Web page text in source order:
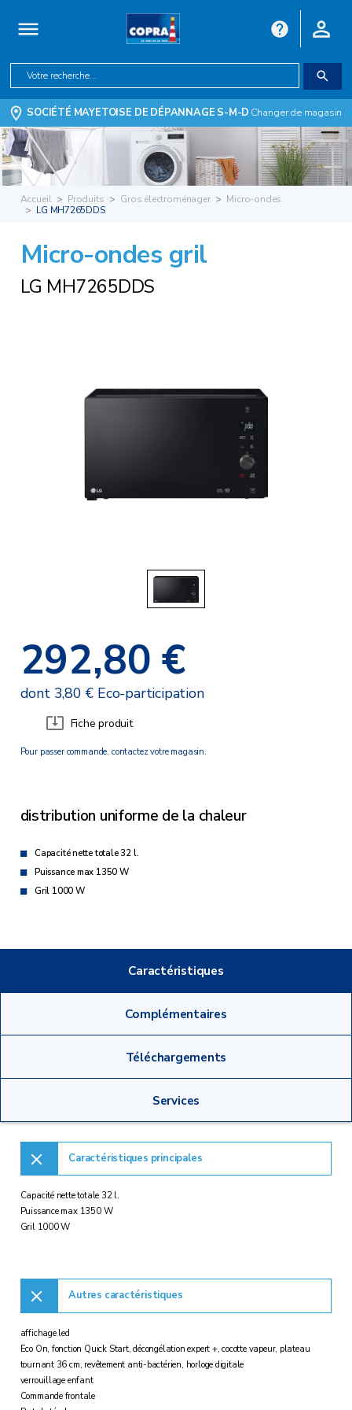
SOCIÉTÉ MAYETOISE DE DÉPANNAGE S-M-D Changer de magasin
Accueil Produits Gros électroménager
Micro-ondes
LG MH7265DDS
Micro-ondes gril
LG MH7265DDS
292,80 €
dont 3,80 € Eco-participation
Fiche produit
Pour passer commande, contactez votre magasin.
distribution uniforme de la chaleur
Capacité nette totale 32 l.
Puissance max 1350 W
Gril 1000 W
Caractéristiques
Complémentaires
Téléchargements
Services
Caractéristiques principales
Capacité nette totale 32 l.
Puissance max 1350 W
Gril 1000 W
Autres caractéristiques
affichage led
Eco On, fonction Quick Start, décongélation expert +, cocotte vapeur, plateau
tournant 36 cm, revêtement anti-bactérien, horloge digitale
verrouillage enfant
Commande frontale